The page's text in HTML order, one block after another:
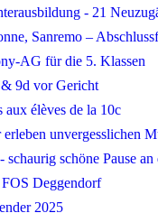
- 21
Sanremo –
AG für die 5. Klassen
9d vor Gericht
aux élèves de la 10c
erleben unvergesslichen
schaurig schöne Pause
Deggendorf
2025